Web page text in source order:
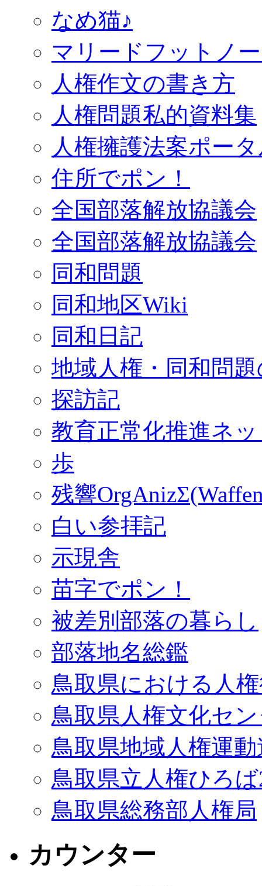
なめ猫♪
マリードフットノ
人権作文の書き方
人権問題私的資料集
人権擁護法案ポー
住所でポン！
全国部落解放協議会
全国部落解放協議会
同和問題
同和地区Wiki
同和日記
地域人権・同和問
探訪記
教育正常化推進ネ
歩
残響
白い参拝記
示現舎
苗字でポン！
被差別部落の暮らし
部落地名総鑑
鳥取県における人
鳥取県人権文化セ
鳥取県地域人権運
鳥取県立人権ひろ
鳥取県総務部人権局
カウンター